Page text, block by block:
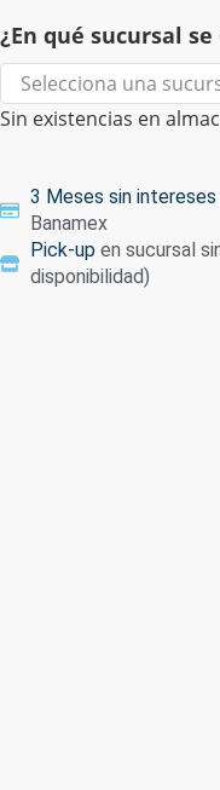
¿En qué sucursal
Sin existencias en
3 Meses sin intereses
Banamex
Pick-up en sucursal
disponibilidad)